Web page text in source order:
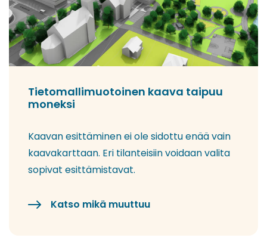
Tietomallimuotoinen kaava taipuu
moneksi
Kaavan esittäminen ei ole sidottu enää vain
kaavakarttaan. Eri tilanteisiin voidaan valita
sopivat esittämistavat.
Katso mikä muuttuu